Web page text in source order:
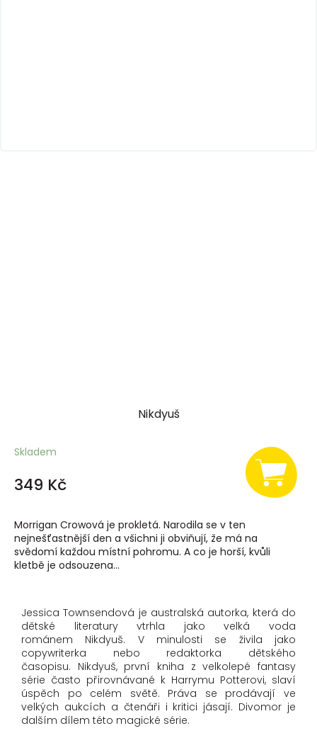
Nikdyuš
Skladem
349 Kč
Morrigan Crowová je prokletá. Narodila se v ten
nejnešťastnější den a všichni ji obviňují, že má na
svědomí každou místní pohromu. A co je horší, kvůli
kletbě je odsouzena...
Jessica Townsendová je australská autorka, která do
dětské literatury vtrhla jako velká voda
románem Nikdyuš. V minulosti se živila jako
copywriterka nebo redaktorka dětského
časopisu. Nikdyuš, první kniha z velkolepé fantasy
série často přirovnávané k Harrymu Potterovi, slaví
úspěch po celém světě. Práva se prodávají ve
velkých aukcích a čtenáři i kritici jásají. Divomor je
dalším dílem této magické série.